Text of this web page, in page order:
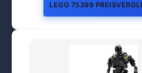
LEGO 75399